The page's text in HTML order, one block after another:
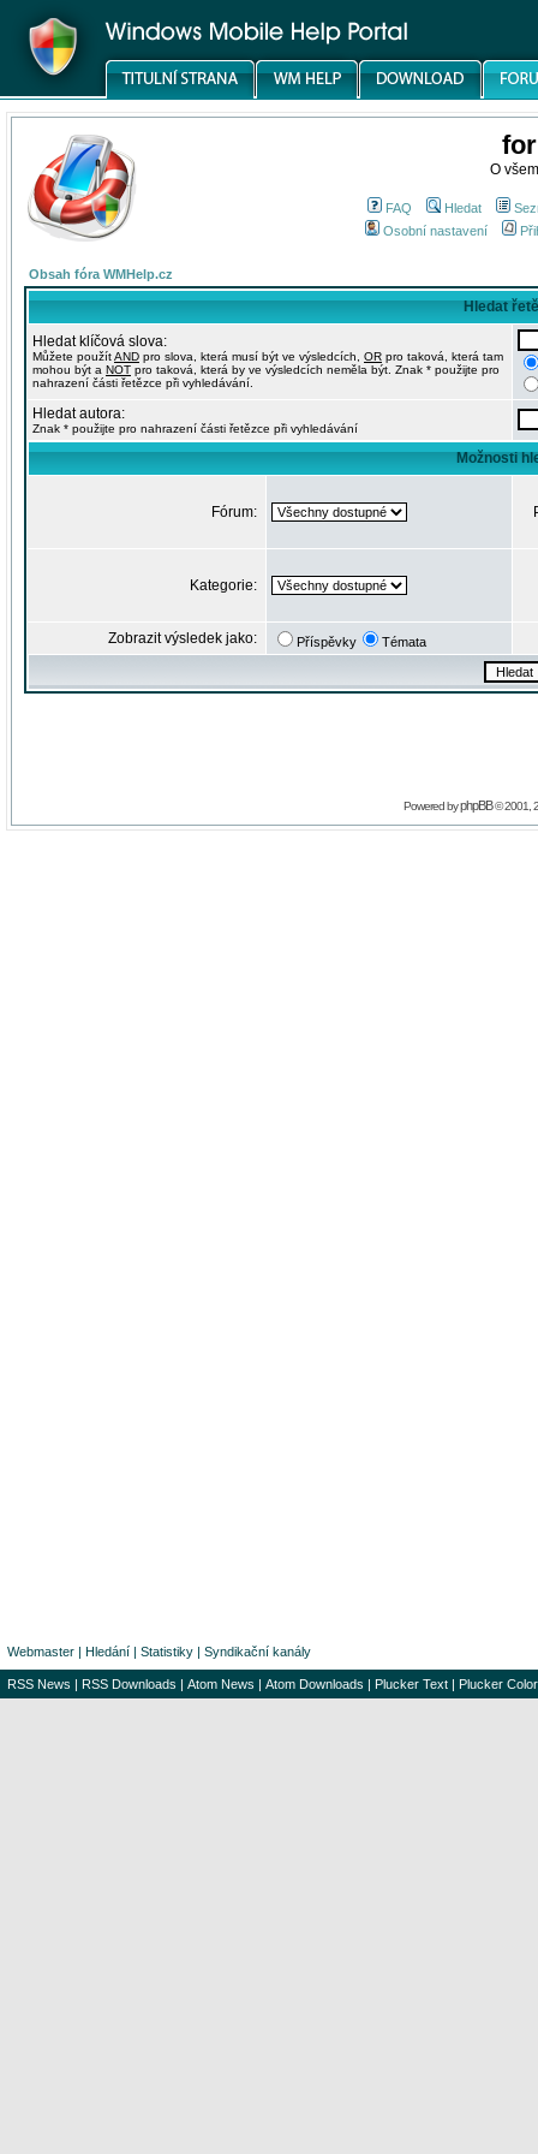
O
FAQ Hledat
Osobní nastavení
Obsah fóra WMHelp.cz
Hledat
Hledat klíčová slova:
Můžete použítAND pro slova, která musí být ve výsledcích, OR pro taková, která tam
mohou být a NOT pro taková, která by ve výsledcích neměla být. Znak * použijte pro
nahrazení části řetězce při vyhledávání.
Hledat autora:
Znak * použijte pro nahrazení části řetězce při vyhledávání
Možnosti
Fórum:
Kategorie:
Zobrazit výsledek jako: Příspěvky Témata
Powered byphpBB© 2001,
Webmaster | Hledání | Statistiky | Syndikační kanály
RSS News | RSS Downloads | Atom News | Atom Downloads | Plucker Text | Plucker Color